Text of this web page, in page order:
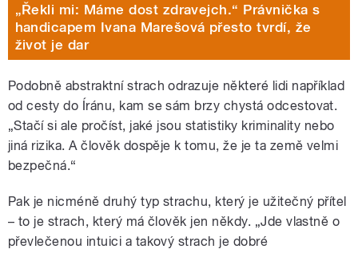
„Řekli mi: Máme dost zdravejch.“ Právnička s
handicapem Ivana Marešová přesto tvrdí, že
život je dar
Podobně abstraktní strach odrazuje některé lidi například
od cesty do Íránu, kam se sám brzy chystá odcestovat.
„Stačí si ale pročíst, jaké jsou statistiky kriminality nebo
jiná rizika. A člověk dospěje k tomu, že je ta země velmi
bezpečná.“
Pak je nicméně druhý typ strachu, který je užitečný přítel
– to je strach, který má člověk jen někdy. „Jde vlastně o
převlečenou intuici a takový strach je dobré